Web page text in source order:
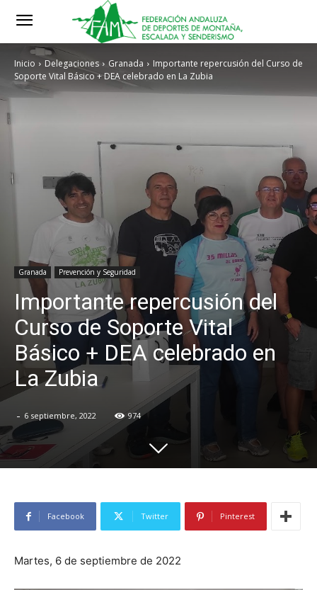
Inicio Delegaciones Granada
Importante repercusión del Curso de
Soporte Vital Básico + DEA celebrado en La Zubia
Granada Prevención y Seguridad
Importante repercusión del
Curso de Soporte Vital
Básico + DEA celebrado en
La Zubia
- 6 septiembre, 2022 974
Facebook Twitter Pinterest
Martes, 6 de septiembre de 2022